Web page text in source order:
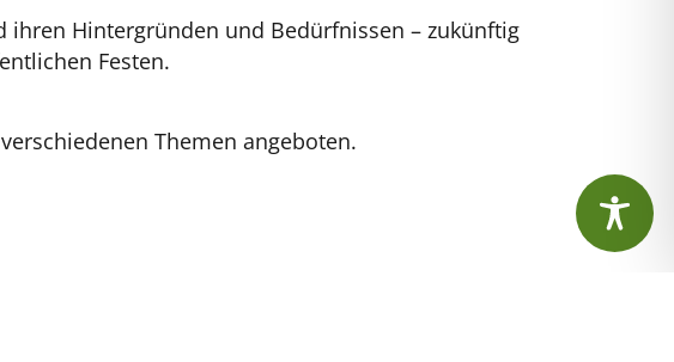
ihren Hintergründen und Bedürfnissen – zukünftig
Festen.
Themen angeboten.